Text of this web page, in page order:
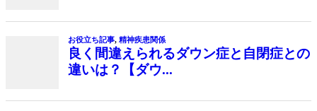
お役立ち記事, 精神疾患関係
良く間違えられるダウン症と自閉症との
違いは？【ダウ...